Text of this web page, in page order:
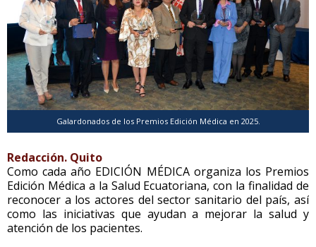
Galardonados de los Premios Edición Médica en 2025.
Redacción. Quito
Como cada año EDICIÓN MÉDICA organiza los Premios
Edición Médica a la Salud Ecuatoriana, con la finalidad de
reconocer a los actores del sector sanitario del país, así
como las iniciativas que ayudan a mejorar la salud y
atención de los pacientes.